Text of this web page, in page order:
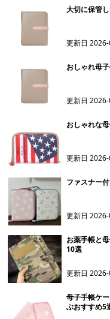
大切に保管
更新日
おしゃれ母
更新日
おしゃれな
更新日
ファスナー
更新日
お薬手帳と
10選
更新日
母子手帳ケ
ぶおすすめ5